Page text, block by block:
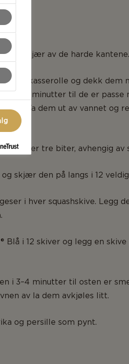
og skjær av de harde kantene.
i en kasserolle og dekk dem
i ca. 3 minutter til de er passe
Ta dem ut av vannet og
i to eller tre biter, avhengig av
og skjær den på langs i 12
i hver squashskive. Legg
Blå i 12 skiver og legg en
i 3–4 minutter til osten er
av la dem avkjøles litt.
og persille som pynt.